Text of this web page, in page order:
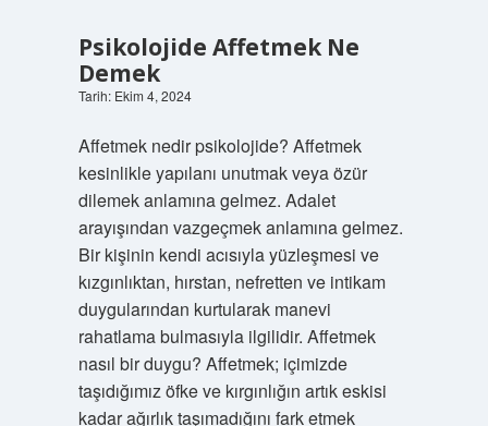
Psikolojide Affetmek Ne
Demek
Tarih: Ekim 4, 2024
Affetmek nedir psikolojide? Affetmek
kesinlikle yapılanı unutmak veya özür
dilemek anlamına gelmez. Adalet
arayışından vazgeçmek anlamına gelmez.
Bir kişinin kendi acısıyla yüzleşmesi ve
kızgınlıktan, hırstan, nefretten ve intikam
duygularından kurtularak manevi
rahatlama bulmasıyla ilgilidir. Affetmek
nasıl bir duygu? Affetmek; içimizde
taşıdığımız öfke ve kırgınlığın artık eskisi
kadar ağırlık taşımadığını fark etmek